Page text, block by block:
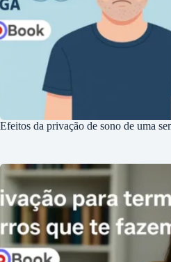
Efeitos da privação de sono de uma